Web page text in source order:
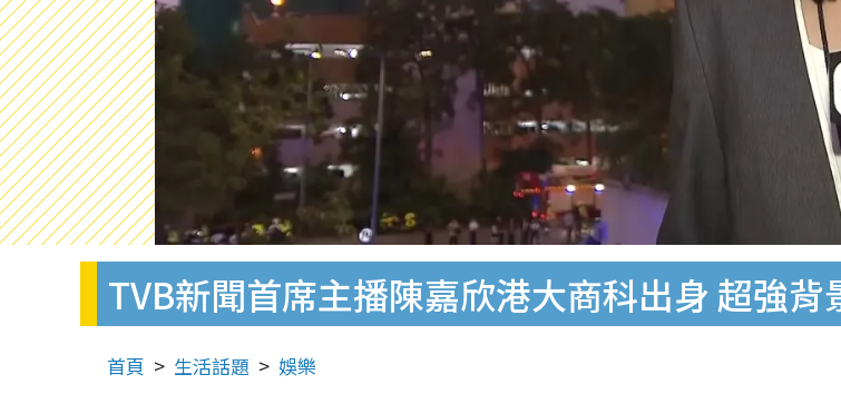
TVB新聞首席主播陳嘉欣港大商科出身 超強
首頁 生活話題 娛樂